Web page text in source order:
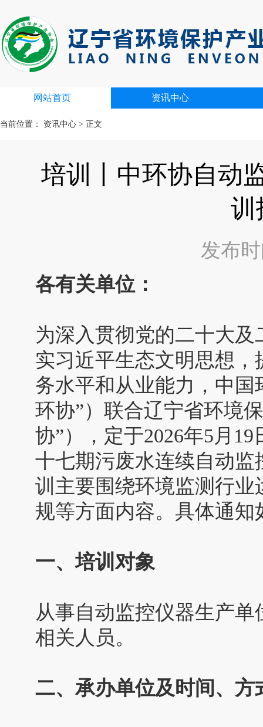
网站首页 资讯中心
当前位置： 资讯中心 > 正文
培训丨中环协自动
训
发布
各有关单位：
为深入贯彻党的二十大
实习近平生态文明思想
务水平和从业能力，中
环协”）联合辽宁省环境
协”），定于2026年5月
十七期污废水连续自动
训主要围绕环境监测行
规等方面内容。具体通知
一、培训对象
从事自动监控仪器生产
相关人员。
二、承办单位及时间、方